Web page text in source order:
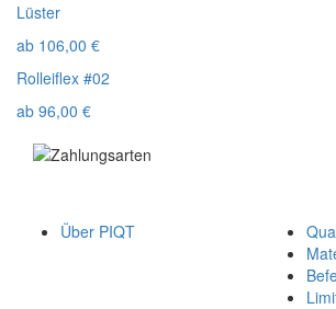
Lüster
ab 106,00 €
Rolleiflex #02
ab 96,00 €
Über PIQT